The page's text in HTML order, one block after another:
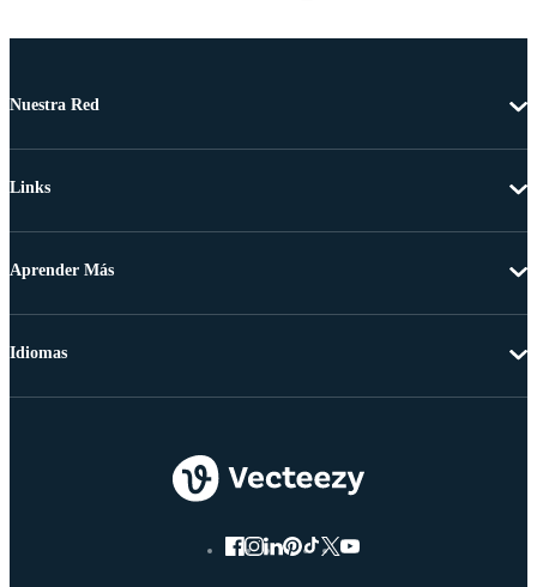
Nuestra Red
Links
Aprender Más
Idiomas